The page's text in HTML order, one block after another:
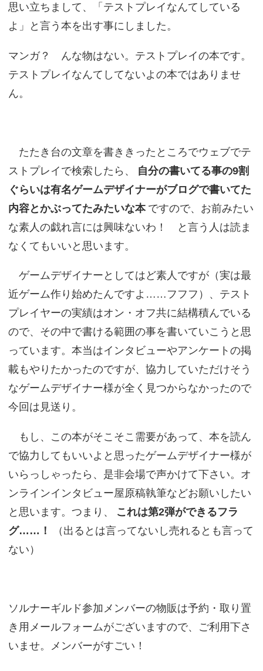
思い立ちまして、「テストプレイなんてしている
よ」と言う本を出す事にしました。
マンガ？ んな物はない。テストプレイの本です。
テストプレイなんてしてないよの本ではありませ
ん。
たたき台の文章を書ききったところでウェブでテ
ストプレイで検索したら、
自分の書いてる事の9割
ぐらいは有名ゲームデザイナーがブログで書いてた
内容とかぶってたみたいな本 ですので、お前みたい
な素人の戯れ言には興味ないわ！ と言う人は読ま
なくてもいいと思います。
ゲームデザイナーとしてはど素人ですが（実は最
近ゲーム作り始めたんですよ……フフフ）、テスト
プレイヤーの実績はオン・オフ共に結構積んでいる
ので、その中で書ける範囲の事を書いていこうと思
っています。本当はインタビューやアンケートの掲
載もやりたかったのですが、協力していただけそう
なゲームデザイナー様が全く見つからなかったので
今回は見送り。
もし、この本がそこそこ需要があって、本を読ん
で協力してもいいよと思ったゲームデザイナー様が
いらっしゃったら、是非会場で声かけて下さい。オ
ンラインインタビュー屋原稿執筆などお願いしたい
と思います。つまり、
これは第2弾ができるフラ
グ……！
（出るとは言ってないし売れるとも言って
ない）
ソルナーギルド参加メンバーの物販は予約・取り置
き用メールフォームがございますので、ご利用下さ
いませ。メンバーがすごい！